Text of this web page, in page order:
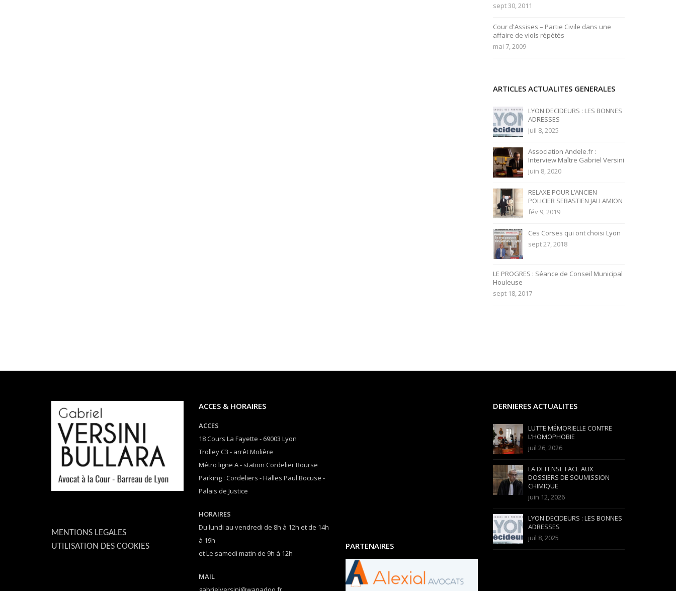
sept 30, 2011
Cour d'Assises – Partie Civile dans une
affaire de viols répétés
mai 7, 2009
ARTICLES ACTUALITES GENERALES
LYON DECIDEURS : LES BONNES
ADRESSES
juil 8, 2025
Association Andele.fr :
Interview Maître Gabriel Versini
juin 8, 2020
RELAXE POUR L’ANCIEN
POLICIER SEBASTIEN JALLAMION
fév 9, 2019
Ces Corses qui ont choisi Lyon
sept 27, 2018
LE PROGRES : Séance de Conseil Municipal
Houleuse
sept 18, 2017
MENTIONS LEGALES
UTILISATION DES COOKIES
ACCES & HORAIRES
ACCES
18 Cours La Fayette - 69003 Lyon
Trolley C3 - arrêt Molière
Métro ligne A - station Cordelier Bourse
Parking : Cordeliers - Halles Paul Bocuse -
Palais de Justice
HORAIRES
Du lundi au vendredi de 8h à 12h et de 14h
à 19h
et Le samedi matin de 9h à 12h
MAIL
PARTENAIRES
DERNIERES ACTUALITES
LUTTE MÉMORIELLE CONTRE
L’HOMOPHOBIE
juil 26, 2026
LA DEFENSE FACE AUX
DOSSIERS DE SOUMISSION
CHIMIQUE
juin 12, 2026
LYON DECIDEURS : LES BONNES
ADRESSES
juil 8, 2025